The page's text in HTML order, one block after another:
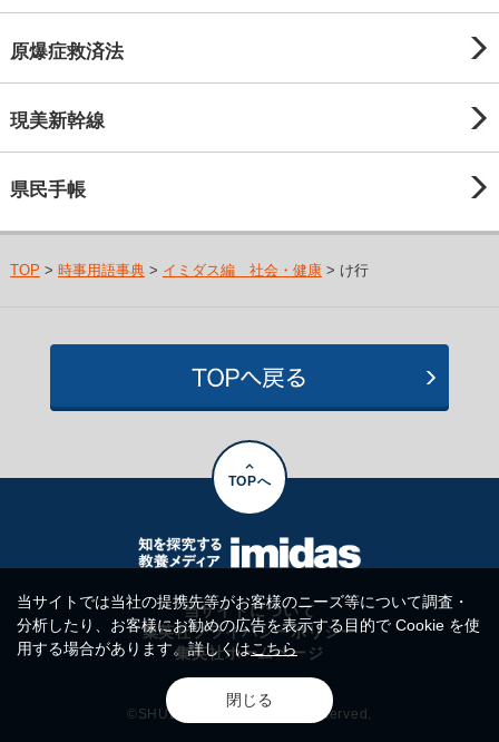
原爆症救済法
現美新幹線
県民手帳
TOP > 時事用語事典> イミダス編 社会・健康> け行
TOPへ
当サイトについて
集英社プライバシーポリシー
集英社ホームページ
©SHUEISHA Inc. All rights reserved.
当サイトでは当社の提携先等がお客様のニーズ等について調査・
分析したり、お客様にお勧めの広告を表示する目的で Cookie を使
用する場合があります。詳しくはこちら
閉じる